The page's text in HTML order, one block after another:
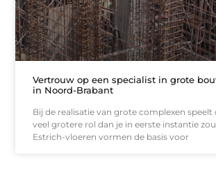
Vertrouw op een specialist in grote
in Noord-Brabant
Bij de realisatie van grote complexen speelt
veel grotere rol dan je in eerste instantie
Estrich-vloeren vormen de basis voor